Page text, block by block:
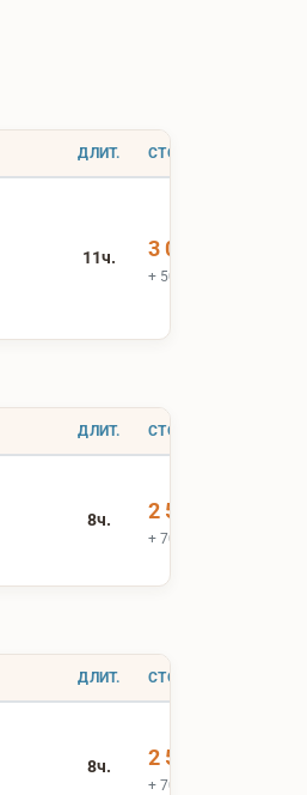
ДЛИТ. СТОИМОСТЬ
11ч. 3 000 ₽
+ 500 ₽ вх.билеты
ДЛИТ. СТОИМОСТЬ
8ч. 2 500 ₽
+ 700 ₽ вх.билеты
ДЛИТ. СТОИМОСТЬ
8ч. 2 500 ₽
+ 700 ₽ вх.билеты